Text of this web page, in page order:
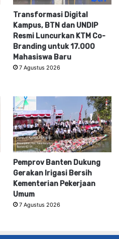
Transformasi Digital
Kampus, BTN dan UNDIP
Resmi Luncurkan KTM Co-
Branding untuk 17.000
Mahasiswa Baru
7 Agustus 2026
Pemprov Banten Dukung
Gerakan Irigasi Bersih
Kementerian Pekerjaan
Umum
7 Agustus 2026